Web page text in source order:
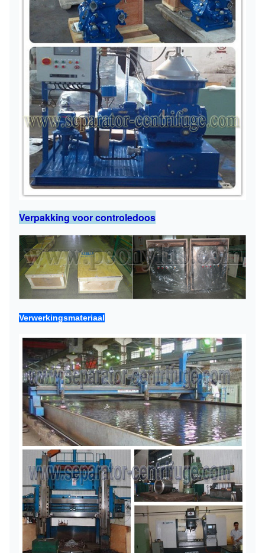
Verpakking voor controledoos
Verwerkingsmateriaal